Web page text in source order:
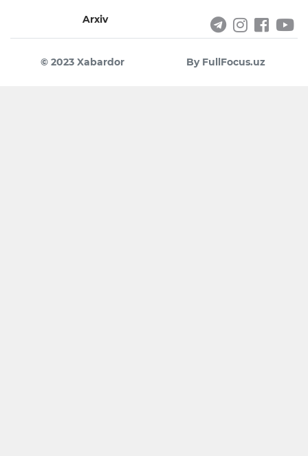
Arxiv
© 2023 Xabardor By FullFocus.uz